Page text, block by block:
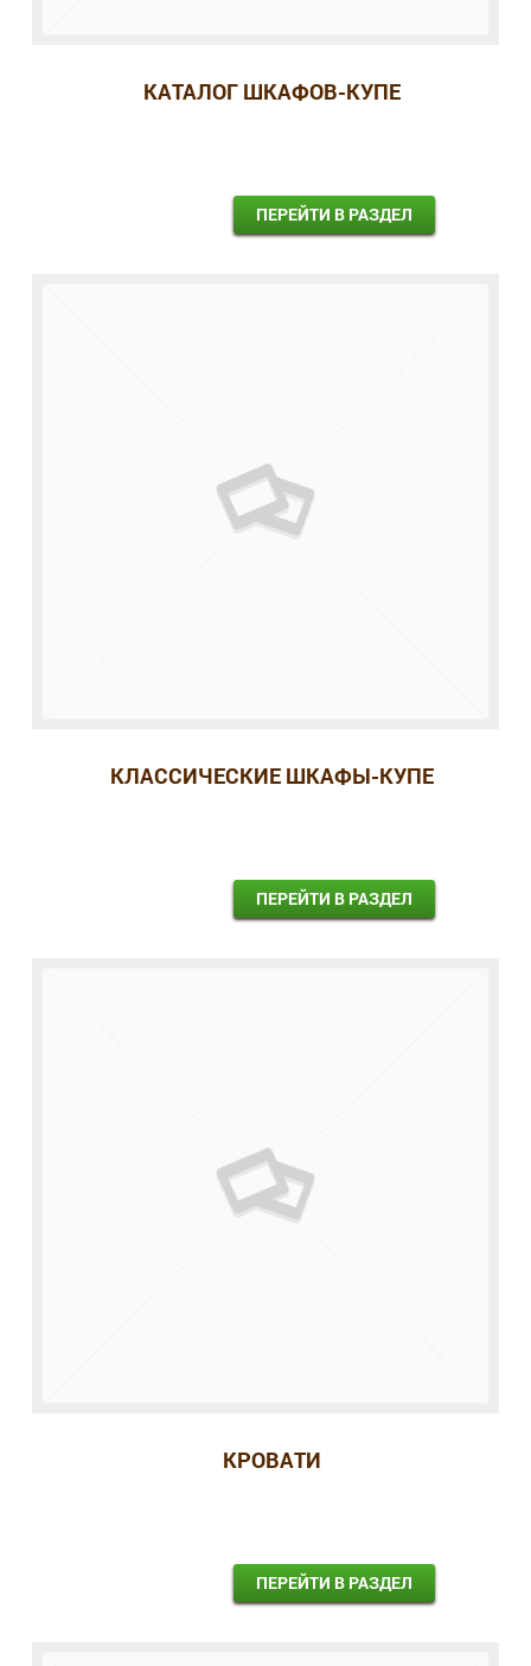
КАТАЛОГ ШКАФОВ-КУПЕ
ПЕРЕЙТИ В РАЗДЕЛ
КЛАССИЧЕСКИЕ ШКАФЫ-КУПЕ
ПЕРЕЙТИ В РАЗДЕЛ
КРОВАТИ
ПЕРЕЙТИ В РАЗДЕЛ